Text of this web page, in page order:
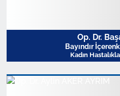
Op. Dr.
Bayındır
Kadın